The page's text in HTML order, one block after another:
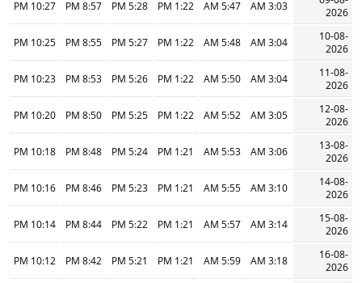
2026
3:03 AM
5:47 AM
1:22 PM
5:28 PM
8:57 PM
10:27 PM
10-08-
2026
3:04 AM
5:48 AM
1:22 PM
5:27 PM
8:55 PM
10:25 PM
11-08-
2026
3:04 AM
5:50 AM
1:22 PM
5:26 PM
8:53 PM
10:23 PM
12-08-
2026
3:05 AM
5:52 AM
1:22 PM
5:25 PM
8:50 PM
10:20 PM
13-08-
2026
3:06 AM
5:53 AM
1:21 PM
5:24 PM
8:48 PM
10:18 PM
14-08-
2026
3:10 AM
5:55 AM
1:21 PM
5:23 PM
8:46 PM
10:16 PM
15-08-
2026
3:14 AM
5:57 AM
1:21 PM
5:22 PM
8:44 PM
10:14 PM
16-08-
2026
3:18 AM
5:59 AM
1:21 PM
5:21 PM
8:42 PM
10:12 PM